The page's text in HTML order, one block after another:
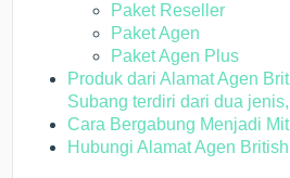
Paket Reseller
Paket Agen
Paket Agen Plus
Produk dari Alamat Agen
Subang terdiri dari dua
Cara Bergabung Menjadi
Hubungi Alamat Agen